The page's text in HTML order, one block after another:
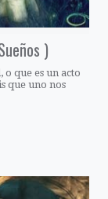
)
o que es un acto
que uno nos